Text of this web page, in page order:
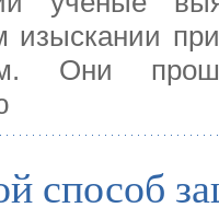
изыскании
Они
способ